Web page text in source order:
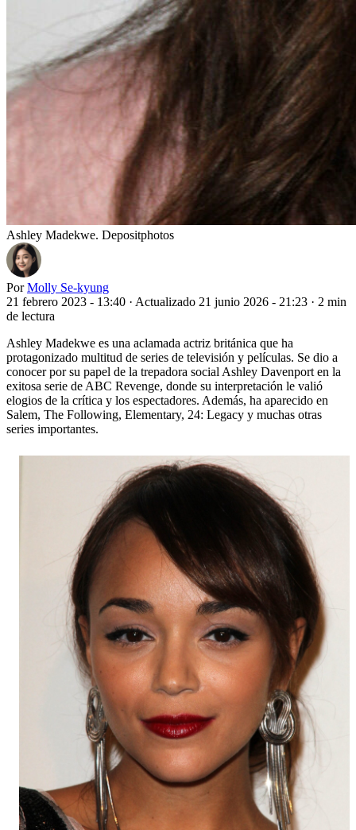
Ashley Madekwe. Depositphotos
Por Molly Se-kyung
21 febrero 2023 - 13:40 · Actualizado 21 junio 2026 - 21:23 · 2 min
de lectura
Ashley Madekwe es una aclamada actriz británica que ha
protagonizado multitud de series de televisión y películas. Se dio a
conocer por su papel de la trepadora social Ashley Davenport en la
exitosa serie de ABC Revenge, donde su interpretación le valió
elogios de la crítica y los espectadores. Además, ha aparecido en
Salem, The Following, Elementary, 24: Legacy y muchas otras
series importantes.